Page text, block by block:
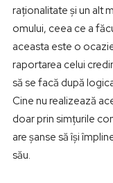
raționalitate și un alt
omului, ceea ce a
aceasta este o
raportarea celui
să se facă după
Cine nu realizează
doar prin simțurile
are șanse să își
său.